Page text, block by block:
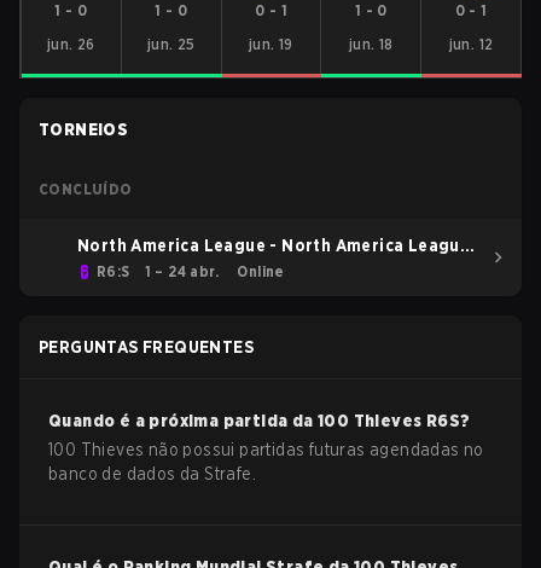
1 - 0
jun. 26
1 - 0
jun. 25
0 - 1
jun. 19
1 - 0
jun. 18
0-1
jun. 12
TORNEIOS
CONCLUÍDO
North America League - North America League
Kickoff
R6:S 1 – 24 abr. Online
PERGUNTAS FREQUENTES
Quando é a próxima partida da 100 Thieves R6S?
100 Thieves não possui partidas futuras agendadas no
banco de dados da Strafe.